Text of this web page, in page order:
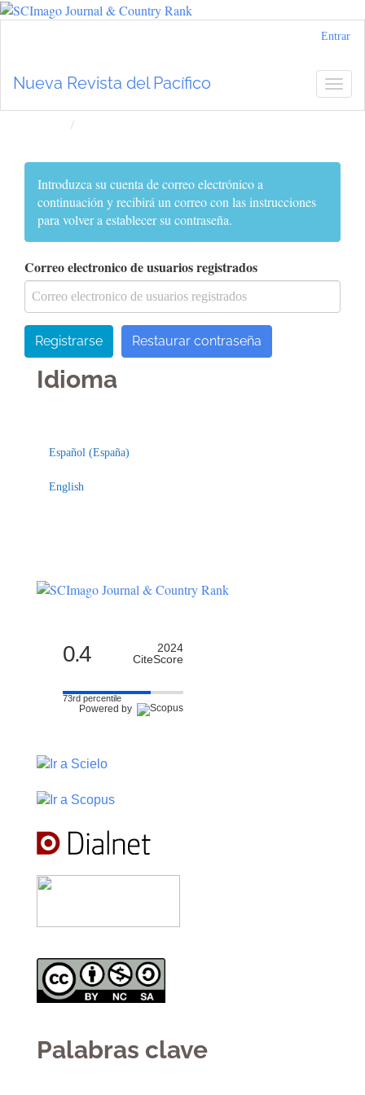
principal
Entrar
Nueva Revista del Pacífico
Introduzca su cuenta de correo electrónico a
continuación y recibirá un correo con las instrucciones
para volver a establecer su contraseña.
Correo electronico de usuarios registrados
Restaurar contraseña
Registrarse
Idioma
Español (España)
English
Indexaciones
0.4
2024
CiteScore
73rd percentile
Powered by
Licencia
Palabras clave